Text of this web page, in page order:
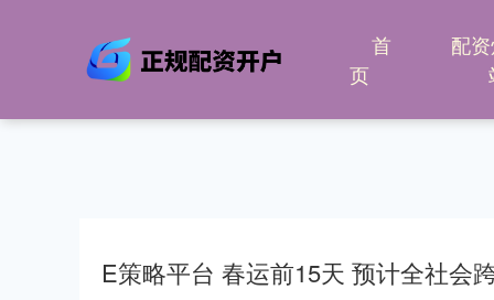
首
页
配
E策略平台 春运前15天 预计全社会